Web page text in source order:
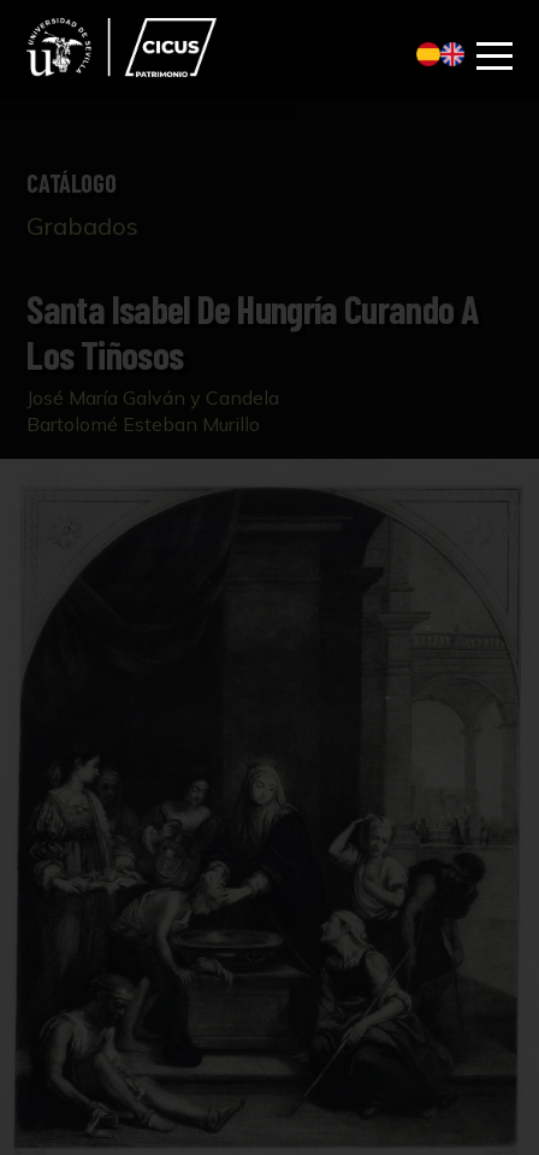
CATÁLOGO
Grabados
Santa Isabel De Hungría Curando A
Los Tiñosos
José María Galván y Candela
Bartolomé Esteban Murillo